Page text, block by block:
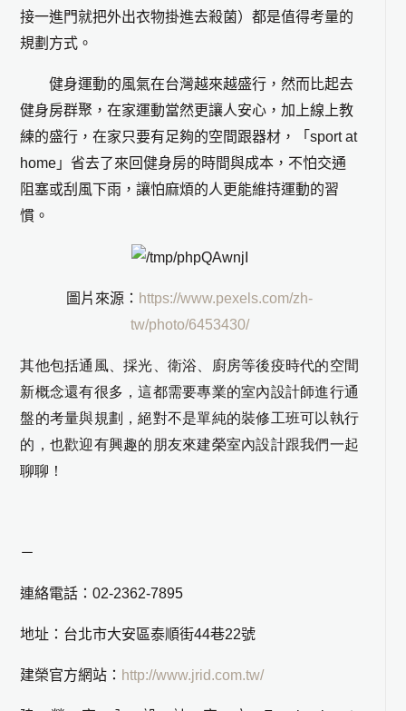
接一進門就把外出衣物掛進去殺菌）都是值得考量的
規劃方式。
健身運動的風氣在台灣越來越盛行，然而比起去
健身房群聚，在家運動當然更讓人安心，加上線上教
練的盛行，在家只要有足夠的空間跟器材，「sport at
home」省去了來回健身房的時間與成本，不怕交通
阻塞或刮風下雨，讓怕麻煩的人更能維持運動的習
慣。
圖片來源： https://www.pexels.com/zh-
tw/photo/6453430/
其他包括通風、採光、衛浴、廚房等後疫時代的空間
新概念還有很多，這都需要專業的室內設計師進行通
盤的考量與規劃，絕對不是單純的裝修工班可以執行
的，也歡迎有興趣的朋友來建榮室內設計跟我們一起
聊聊！
－
連絡電話：02-2362-7895
地址：台北市大安區泰順街44巷22號
建榮官方網站： http://www.jrid.com.tw/